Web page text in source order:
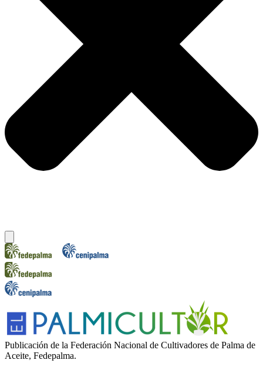
Publicación de la Federación Nacional de Cultivadores de Palma de
Aceite, Fedepalma.